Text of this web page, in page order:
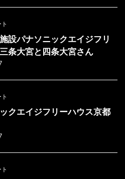
設パナソニックエイジフリ
条大宮と四条大宮さん
クエイジフリーハウス京都